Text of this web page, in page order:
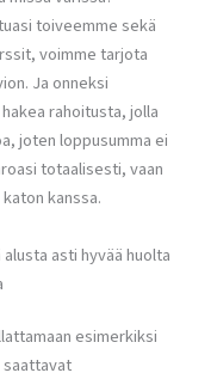
toiveemme sekä
voimme tarjota
Ja onneksi
rahoitusta, jolla
joten loppusumma ei
totaalisesti, vaan
kanssa.
asti hyvää huolta
esimerkiksi